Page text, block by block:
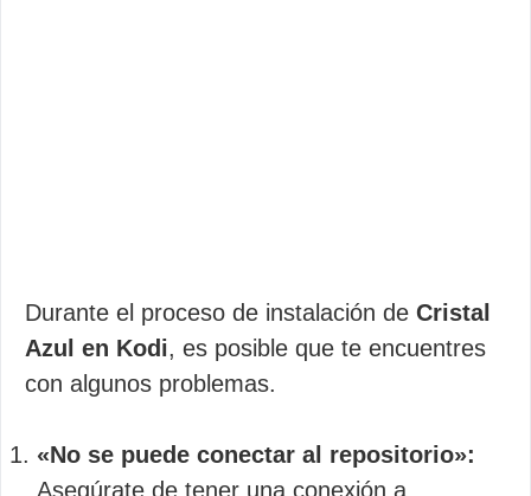
Durante el proceso de instalación de Cristal
Azul en Kodi, es posible que te encuentres
con algunos problemas.
«No se puede conectar al repositorio»:
Asegúrate de tener una conexión a